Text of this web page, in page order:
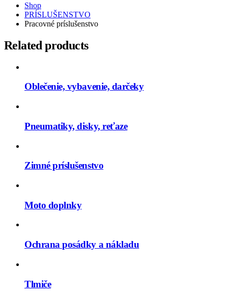
Shop
PRÍSLUŠENSTVO
Pracovné príslušenstvo
Related products
Oblečenie, vybavenie, darčeky
Pneumatiky, disky, reťaze
Zimné príslušenstvo
Moto doplnky
Ochrana posádky a nákladu
Tlmiče